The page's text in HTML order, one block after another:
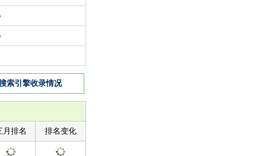
索引擎收录情况
月排名 排名变化